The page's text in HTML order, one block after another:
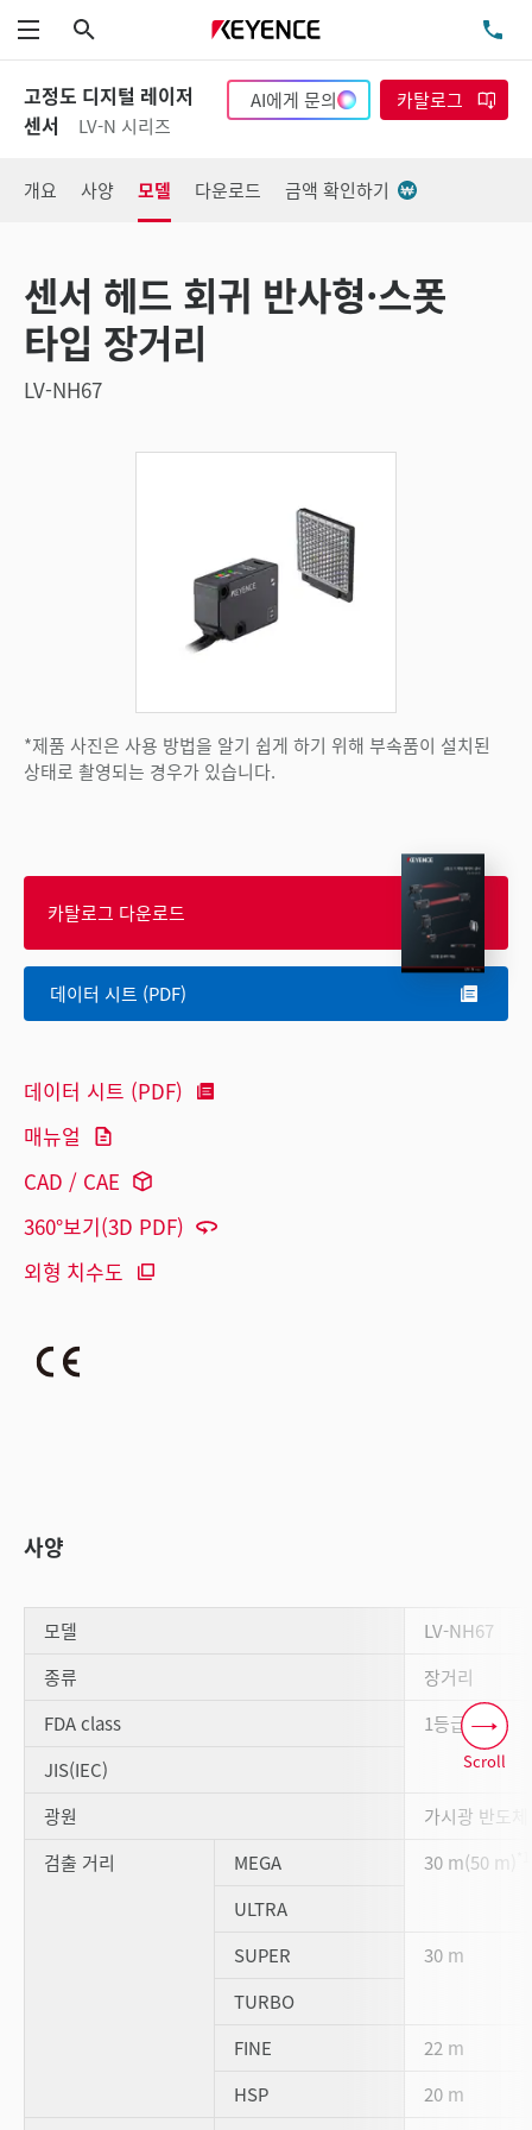
메뉴
고정도 디지털 레이저
센서
LV-N 시리즈
AI에게 문의 카탈로그
개요 사양 모델 다운로드 금액 확인하기
센서 헤드 회귀 반사형·스폿
타입 장거리
LV-NH67
*제품 사진은 사용 방법을 알기 쉽게 하기 위해 부속품이 설치된
상태로 촬영되는 경우가 있습니다.
카탈로그 다운로드
데이터 시트 (PDF)
데이터 시트 (PDF)
매뉴얼
CAD / CAE
360°보기(3D PDF)
외형 치수도
사양
모델
LV-NH67
종류
장거리
FDA class
1등급
JIS(IEC)
광원
가시광 반도
검출 거리
MEGA 30 m(50 m)
ULTRA
SUPER
30 m
TURBO
FINE
22 m
HSP
20 m
Scroll